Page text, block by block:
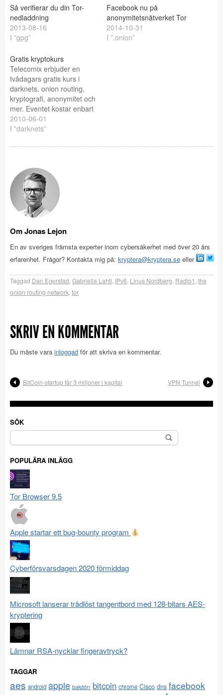
Så verifierar du din Tor-
nedladdning
2013-08-16
I ”gpg”
Facebook nu på
anonymitetsnätverket Tor
2014-10-31
I ”.onion”
Gratis kryptokurs
Telecomix erbjuder en
tvådagars gratis kurs i
darknets, onion routing,
kryptografi, anonymitet och
mer. Eventet kostar enbart
pengar för företag. Eventet
kommer att gå av stapeln
Göteborg. Uppdatering:
det är föredrag den 16 juni.
Troligtvis är det denna
agenda som gäller:…
2010-06-01
I ”darknets”
Om Jonas Lejon
En av sveriges främsta experter inom cybersäkerhet med över 20 års
erfarenhet. Frågor? Kontakta mig på: kryptera@kryptera.se eller
Taggad Dan Egerstad,Gabriella Lahti, IPv6, Linus Nordberg, Radio1 ,the
onion routing network,tor
SKRIV EN KOMMENTAR
Du måste vara inloggad för att skriva en kommentar.
BitCoin-startup får 3 miljoner i kapital VPN Tunnel
SÖK
Sök
efter:
POPULÄRA INLÄGG
Tor Browser 9.5
Apple startar ett bug-bounty program
Cyberförsvarsdagen 2020 förmiddag
Microsoft lanserar trådlöst tangentbord med 128-bitars AES-
kryptering
Lämnar RSA-nycklar fingeravtryck?
TAGGAR
aes android apple bakdörr bitcoin chrome Cisco dns facebook